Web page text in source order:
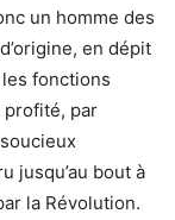
un homme des
en dépit
fonctions
profité, par
jusqu’au bout à
la Révolution.